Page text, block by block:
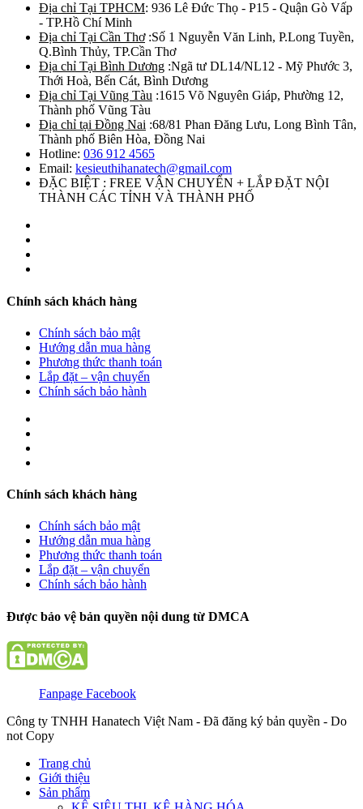
Địa chỉ Tại TPHCM: 936 Lê Đức Thọ - P15 - Quận Gò Vấp
- TP.Hồ Chí Minh
Địa chỉ Tại Cần Thơ:Số 1 Nguyễn Văn Linh, P.Long Tuyền,
Q.Bình Thủy, TP.Cần Thơ
Địa chỉ Tại Bình Dương :Ngã tư DL14/NL12 - Mỹ Phước 3,
Thới Hoà, Bến Cát, Bình Dương
Địa chỉ Tại Vũng Tàu :1615 Võ Nguyên Giáp, Phường 12,
Thành phố Vũng Tàu
Địa chỉ tại Đồng Nai :68/81 Phan Đăng Lưu, Long Bình Tân,
Thành phố Biên Hòa, Đồng Nai
Hotline: 036 912 4565
Email: kesieuthihanatech@gmail.com
ĐẶC BIỆT : FREE VẬN CHUYỂN + LẮP ĐẶT NỘI
THÀNH CÁC TỈNH VÀ THÀNH PHỐ
Chính sách khách hàng
Chính sách bảo mật
Hướng dẫn mua hàng
Phương thức thanh toán
Lắp đặt – vận chuyển
Chính sách bảo hành
Chính sách khách hàng
Chính sách bảo mật
Hướng dẫn mua hàng
Phương thức thanh toán
Lắp đặt – vận chuyển
Chính sách bảo hành
Được bảo vệ bản quyền nội dung từ DMCA
Fanpage Facebook
Công ty TNHH Hanatech Việt Nam - Đã đăng ký bản quyền - Do
not Copy
Trang chủ
Giới thiệu
Sản phẩm